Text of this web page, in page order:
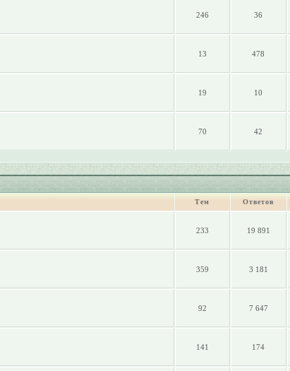
246 36
13 478
19 10
70 42
Тем Ответов
233 19 891
359 3 181
92 7 647
141 174